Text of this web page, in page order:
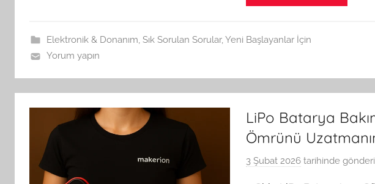
Elektronik & Donanım, Sık Sorulan Sorular,Yeni Başlayanlar İçin
Yorum yapın
LiPo Batarya
Ömrünü
3 Şubat 2026tarihinde